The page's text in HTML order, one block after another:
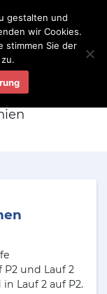
und Lauf 2
Lauf 2 auf P2.
gestalten und
wir Cookies.
stimmen Sie der